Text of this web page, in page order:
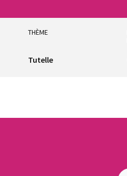
THÈME
Tutelle